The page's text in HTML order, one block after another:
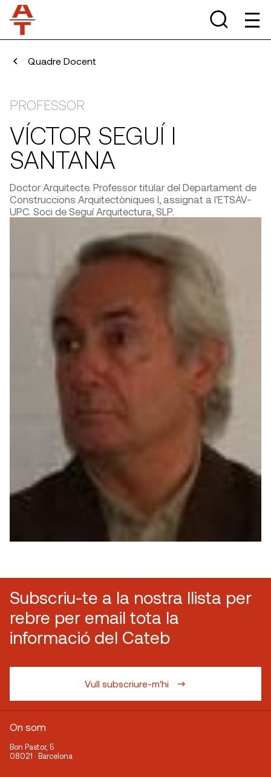
Quadre Docent
PROFESSOR
VÍCTOR SEGUÍ I
SANTANA
Doctor Arquitecte. Professor titular del Departament de
Construccions Arquitectòniques I, assignat a l'ETSAV-
UPC. Soci de Seguí Arquitectura, SLP.
Subscriu-te a la nostra llista per
rebre per email tota la
informació del Cateb
Vull subscriure-m'hi
On som
Bon Pastor, 5
08021 · Barcelona